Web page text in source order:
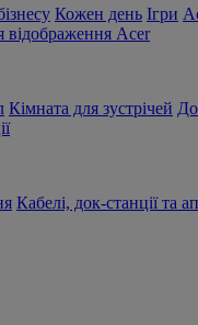
Кожен день Ігри
відображення Acer
Кімната для зустрічей
Кабелі, док-станції та